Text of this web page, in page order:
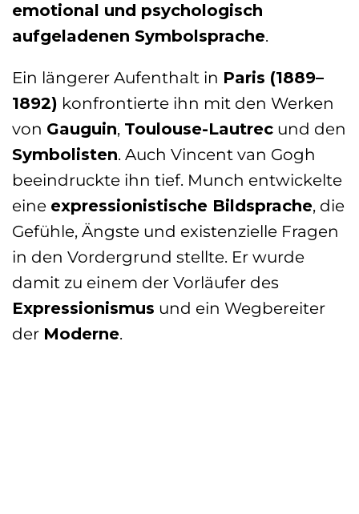
emotional und psychologisch
aufgeladenen Symbolsprache.
Ein längerer Aufenthalt in Paris (1889–
1892) konfrontierte ihn mit den Werken
von Gauguin, Toulouse-Lautrec und den
Symbolisten. Auch Vincent van Gogh
beeindruckte ihn tief. Munch entwickelte
eine expressionistische Bildsprache, die
Gefühle, Ängste und existenzielle Fragen
in den Vordergrund stellte. Er wurde
damit zu einem der Vorläufer des
Expressionismus und ein Wegbereiter
der Moderne.